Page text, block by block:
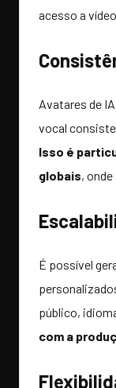
acesso a
Avatares de
vocal
Isso é
globais,
É possível
público,
com a